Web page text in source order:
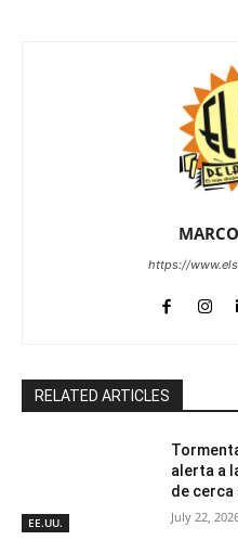
https://
RELATED ARTICLES
EE.UU.
alerta a
de cerca
July 22,